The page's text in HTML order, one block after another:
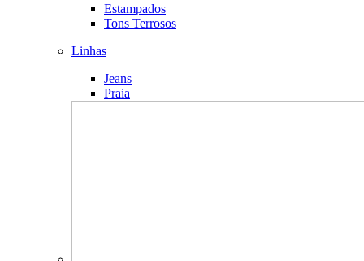
Estampados
Tons Terrosos
Linhas
Jeans
Praia